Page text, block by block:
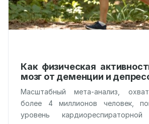
Как физическая
мозг от деменции и
Масштабный мета-анализ,
более 4 миллионов человек,
уровень кардиореспираторной